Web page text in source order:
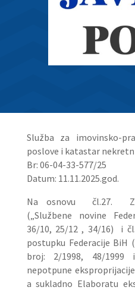
Služba za imovinsko-
poslove i katastar
Br: 06-04-33-577/25
Datum: 11.11.2025.god.
Na osnovu čl.27.
(„Službene novine
36/10, 25/12 , 34/16) i
postupku Federacije BiH
broj: 2/1998, 48/
nepotpune
a sukladno Elaboratu